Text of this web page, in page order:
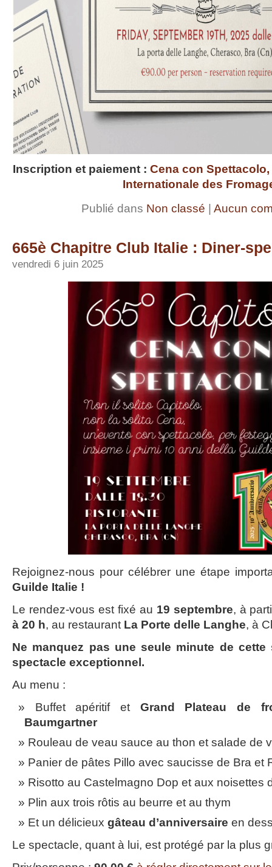
Inscription et paiement : Cena con
Internationale des
Publié dans Non classé Aucun
665è Chapitre Club Italie : Diner-
vendredi 6 juin 2025
Rejoignez-nous pour célébrer une étape
Guilde Italie !
Le rendez-vous est fixé au 19 septembre, à
à 20 h, au restaurant La Porte delle Langhe, à
Ne manquez pas une seule minute de cette
spectacle exceptionnel.
Au menu :
Buffet apéritif et Grand Plateau de
Baumgartner
Rouleau de veau sauce au thon et salade de
Panier de pâtes Pillo avec saucisse de Bra et
Risotto au Castelmagno Dop et aux noisettes
Plin aux trois rôtis au beurre et au thym
Et un délicieux gâteau d’anniversaire en
Le spectacle, quant à lui, est protégé par la plus